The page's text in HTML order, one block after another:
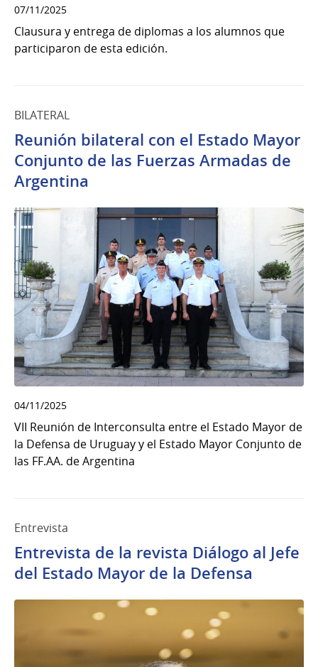
07/11/2025
Clausura y entrega de diplomas a los alumnos que
participaron de esta edición.
BILATERAL
Reunión bilateral con el Estado Mayor
Conjunto de las Fuerzas Armadas de
Argentina
04/11/2025
VII Reunión de Interconsulta entre el Estado Mayor de
la Defensa de Uruguay y el Estado Mayor Conjunto de
las FF.AA. de Argentina
Entrevista
Entrevista de la revista Diálogo al Jefe
del Estado Mayor de la Defensa